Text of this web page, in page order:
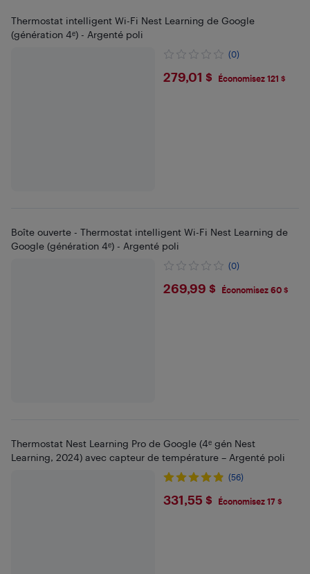
Thermostat intelligent Wi-Fi Nest Learning de Google
(génération 4ᵉ) - Argenté poli
(0)
$279.01
279,01 $ Économisez 121 $
Boîte ouverte - Thermostat intelligent Wi-Fi Nest Learning de
Google (génération 4ᵉ) - Argenté poli
(0)
$269.99
269,99 $ Économisez 60 $
Thermostat Nest Learning Pro de Google (4ᵉ gén Nest
Learning, 2024) avec capteur de température – Argenté poli
(56)
$331.55
331,55 $ Économisez 17 $